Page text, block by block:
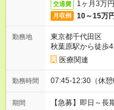
交通費 1ヶ月3万
月収例 10～15万円
勤務地
東京都千代田区
秋葉原駅から徒歩
医療関連
勤務時間 07:45-12:30（休憩
期間 【急募】即日～